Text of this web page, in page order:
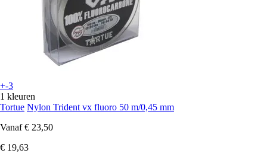
+-3
1 kleuren
Tortue Nylon Trident vx fluoro 50 m/0,45 mm
Vanaf € 23,50
€ 19,63